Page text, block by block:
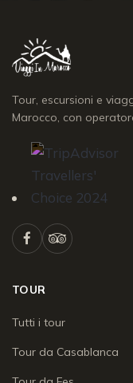
Tour, escursioni e
Marocco, con
TOUR
Tutti i tour
Tour da Casablanca